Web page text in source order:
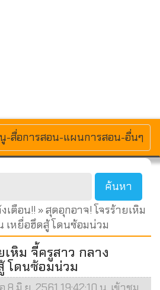
-สื่อการสอน-แผนการสอน-อื่นๆ
เตือน!! » สุดอุกอาจ! โจรร้ายเหิม
เหยื่อฮึดสู้ โดนซ้อมน่วม
เหิม จี้ครูสาว กลาง
โดนซ้อมน่วม